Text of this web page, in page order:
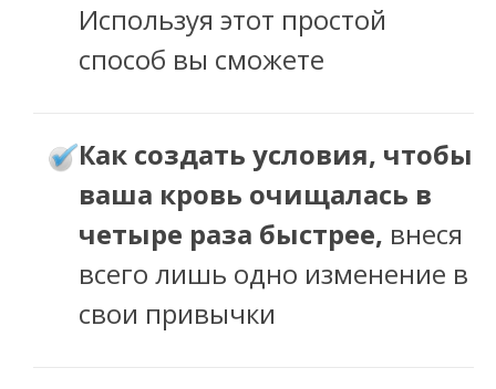
Используя этот простой
способ вы сможете
Как создать условия, чтобы
ваша кровь очищалась в
четыре раза быстрее, внеся
всего лишь одно изменение в
свои привычки